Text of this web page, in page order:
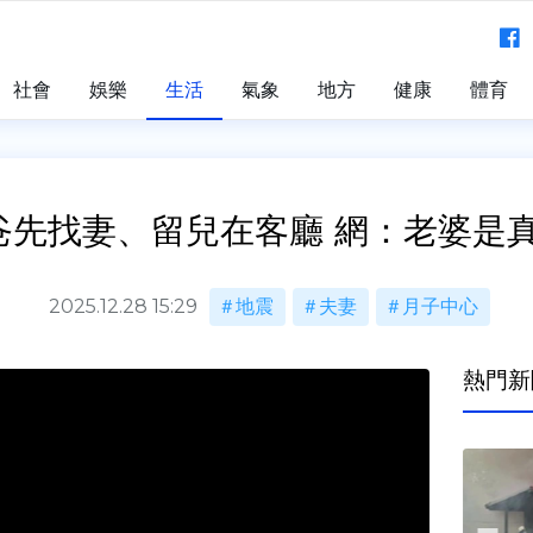
社會 娛樂 生活 氣象 地方 健康 體育
找妻、留兒在客廳 網：老婆是
2025.12.28 15:29 地震 夫妻 月子中心
熱門